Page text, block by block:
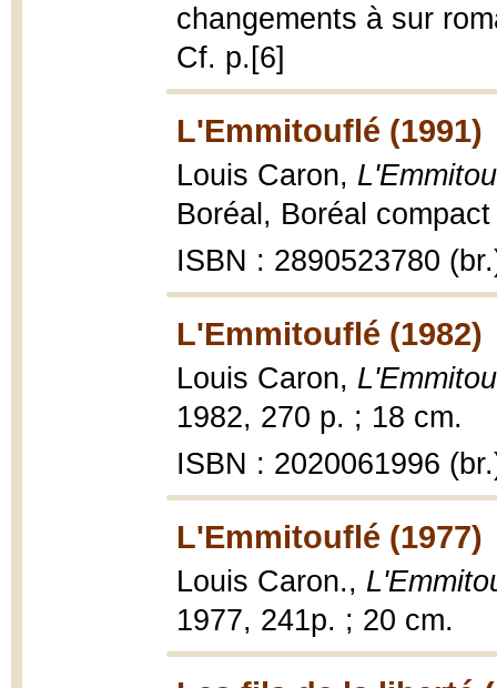
changements à sur
Cf. p.[6]
L'Emmitouflé (1991)
Louis Caron,
Boréal, Boréal
ISBN : 2890523780
L'Emmitouflé (1982)
Louis Caron,
1982, 270 p. ; 18 cm.
ISBN : 2020061996
L'Emmitouflé (1977)
Louis Caron.,
1977, 241p. ; 20 cm.